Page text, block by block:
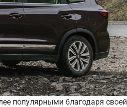
популярными благодаря своей